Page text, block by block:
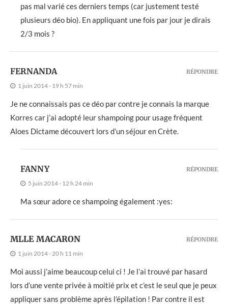
pas mal varié ces derniers temps (car justement testé
plusieurs déo bio). En appliquant une fois par jour je dirais
2/3 mois ?
FERNANDA
1 juin 2014 - 19 h 57 min
Je ne connaissais pas ce déo par contre je connais la marque
Korres car j’ai adopté leur shampoing pour usage fréquent
Aloes Dictame découvert lors d’un séjour en Crète.
RÉPONDRE
FANNY
5 juin 2014 - 12 h 24 min
Ma sœur adore ce shampoing également :yes:
RÉPONDRE
MLLE MACARON
1 juin 2014 - 20 h 11 min
Moi aussi j’aime beaucoup celui ci ! Je l’ai trouvé par hasard
lors d’une vente privée à moitié prix et c’est le seul que je peux
appliquer sans problème après l’épilation ! Par contre il est
RÉPONDRE